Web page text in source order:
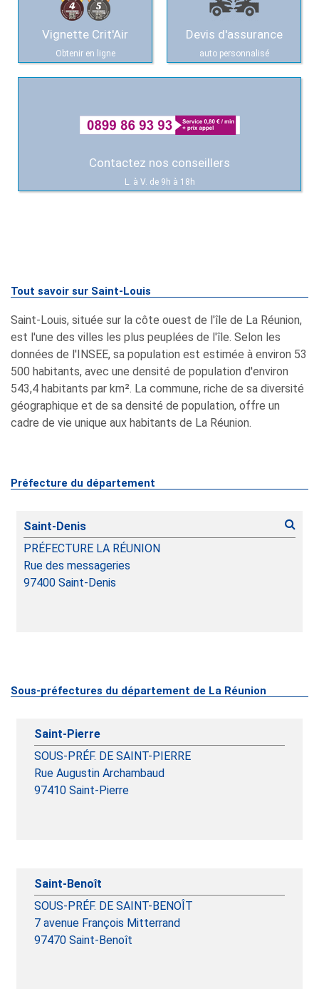
Vignette Crit'Air
Obtenir en ligne
Devis d'assurance
auto personnalisé
Contactez nos conseillers
L. à V. de 9h à 18h
Tout savoir sur Saint-Louis
Saint-Louis, située sur la côte ouest de l'île de La Réunion,
est l'une des villes les plus peuplées de l'île. Selon les
données de l'INSEE, sa population est estimée à environ 53
500 habitants, avec une densité de population d'environ
543,4 habitants par km². La commune, riche de sa diversité
géographique et de sa densité de population, offre un
cadre de vie unique aux habitants de La Réunion.
Préfecture du département
Saint-Denis
PRÉFECTURE LA RÉUNION
Rue des messageries
97400 Saint-Denis
Sous-préfectures du département de La Réunion
Saint-Pierre
SOUS-PRÉF. DE SAINT-PIERRE
Rue Augustin Archambaud
97410 Saint-Pierre
Saint-Benoît
SOUS-PRÉF. DE SAINT-BENOÎT
7 avenue François Mitterrand
97470 Saint-Benoît